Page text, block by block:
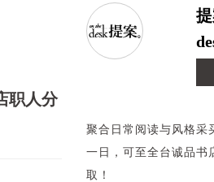
职人分
聚合日常阅读与风格采
一日，可至全台诚品书
取！